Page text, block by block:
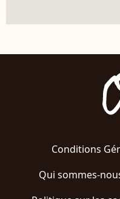
Conditions
Qui sommes-